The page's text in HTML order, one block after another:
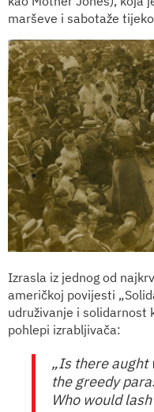
marševe i sabotaže
Izrasla iz jednog od
američkoj povijesti
udruživanje i solidarnost
pohlepi izrabljivača:
„Is there aught
the greedy
Who would